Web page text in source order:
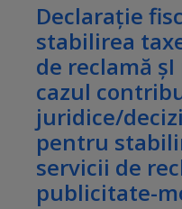
Declaraţie
stabilirea
de reclamă
cazul
juridice/
pentru
servicii de
publicitate-